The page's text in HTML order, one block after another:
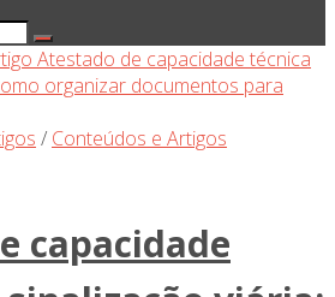
/ Conteúdos e Artigos
capacidade